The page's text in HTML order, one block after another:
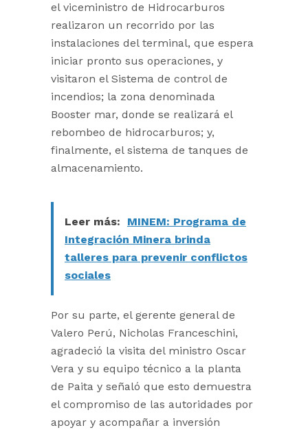
el viceministro de Hidrocarburos
realizaron un recorrido por las
instalaciones del terminal, que espera
iniciar pronto sus operaciones, y
visitaron el Sistema de control de
incendios; la zona denominada
Booster mar, donde se realizará el
rebombeo de hidrocarburos; y,
finalmente, el sistema de tanques de
almacenamiento.
Leer más:
MINEM: Programa de
Integración Minera brinda
talleres para prevenir conflictos
sociales
Por su parte, el gerente general de
Valero Perú, Nicholas Franceschini,
agradeció la visita del ministro Oscar
Vera y su equipo técnico a la planta
de Paita y señaló que esto demuestra
el compromiso de las autoridades por
apoyar y acompañar a inversión